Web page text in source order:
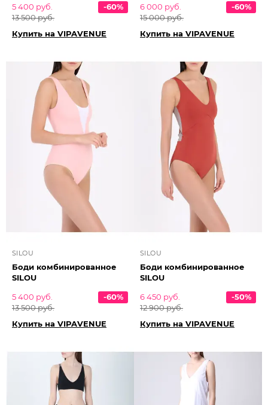
5 400 руб.
13 500 руб.
-60%
Купить на VIPAVENUE
6 000 руб.
15 000 руб.
-60%
Купить на VIPAVENUE
SILOU
Боди комбинированное
SILOU
5 400 руб.
13 500 руб.
-60%
Купить на VIPAVENUE
SILOU
Боди комбинированное
SILOU
6 450 руб.
12 900 руб.
-50%
Купить на VIPAVENUE